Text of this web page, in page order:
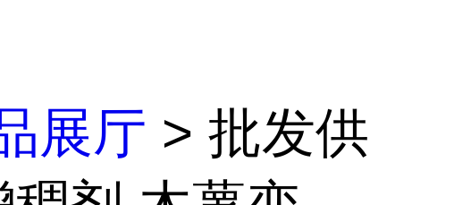
展厅 > 批发供